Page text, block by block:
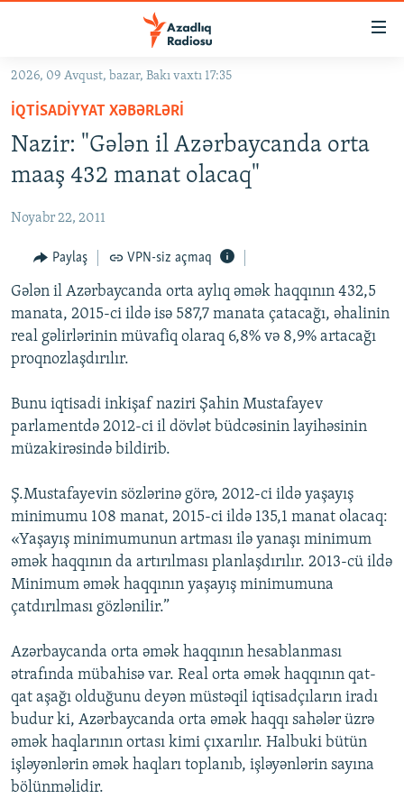
Əsas
qayıt
Əsas
qayıt
Axtarışa
GÜNDƏM
#ƏSLINDƏ
FƏRQƏ BAX
QANUNI DOĞRU
ARAŞDIRMA
MULTIMEDIA
VIDEO
İNFOQRAFIKA
KARIKATURA
RADIO ARXIV
AZƏRBAYCAN ƏDƏBIYYATI KITABXANASI
İSLAM VƏ DEMOKRATIYA
İZ - MƏDƏNIYYƏT PROQRAMI
MISSIYAMIZ
PEŞƏ ETIKASI VƏ JURNALISTIKA STANDARTLARIMIZ
MATERIALLARIMIZDAN ISTIFADƏ
AZADLIQRADIOSU MOBIL TELEFONUNUZDA
BIZIMLƏ ƏLAQƏ
XƏBƏR BÜLLETENLƏRIMIZ
RFE/RL-in bütün saytları
2026, 09 Avqust, bazar, Bakı vaxtı 17:35
İQTISADIYYAT XƏBƏRLƏRI
Nazir: "Gələn il Azərbaycanda orta
maaş 432 manat olacaq"
Noyabr 22, 2011
Paylaş VPN-siz açmaq
Gələn il Azərbaycanda orta aylıq əmək haqqının 432,5
manata, 2015-ci ildə isə 587,7 manata çatacağı, əhalinin
real gəlirlərinin müvafiq olaraq 6,8% və 8,9% artacağı
proqnozlaşdırılır.
Bunu iqtisadi inkişaf naziri Şahin Mustafayev
parlamentdə 2012-ci il dövlət büdcəsinin layihəsinin
müzakirəsində bildirib.
Ş.Mustafayevin sözlərinə görə, 2012-ci ildə yaşayış
minimumu 108 manat, 2015-ci ildə 135,1 manat olacaq:
«Yaşayış minimumunun artması ilə yanaşı minimum
əmək haqqının da artırılması planlaşdırılır. 2013-cü ildə
Minimum əmək haqqının yaşayış minimumuna
çatdırılması gözlənilir.”
Azərbaycanda orta əmək haqqının hesablanması
ətrafında mübahisə var. Real orta əmək haqqının qat-
qat aşağı olduğunu deyən müstəqil iqtisadçıların iradı
budur ki, Azərbaycanda orta əmək haqqı sahələr üzrə
əmək haqlarının ortası kimi çıxarılır. Halbuki bütün
işləyənlərin əmək haqları toplanıb, işləyənlərin sayına
bölünməlidir.